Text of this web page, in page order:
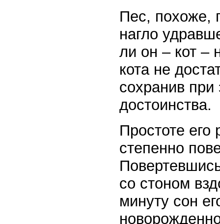
Пес, похоже,
нагло
ли он – кот –
кота не
сохранив при
достоинства.
Простоте
степенно
со стоном
минуту сон